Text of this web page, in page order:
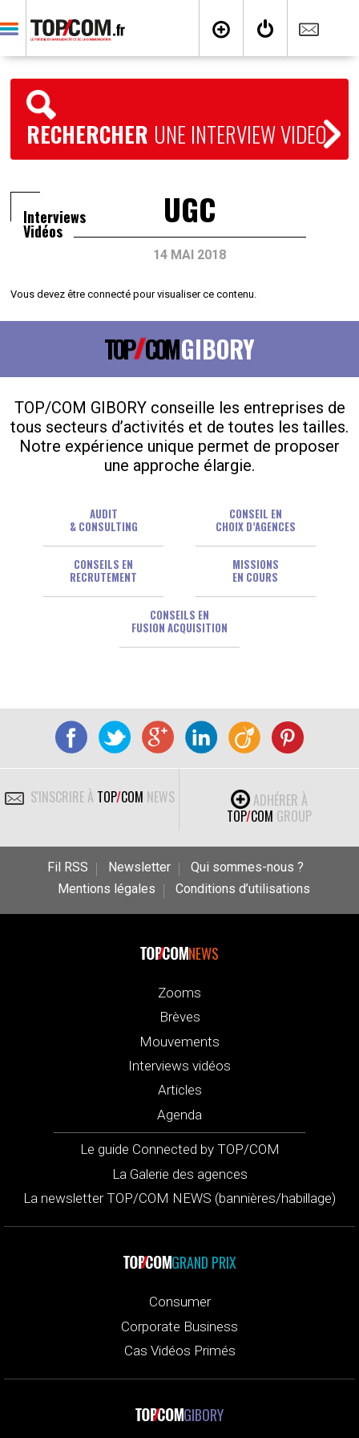
RECHERCHER UNE INTERVIEW VIDEO
Interviews
Vidéos UGC
14 MAI 2018
Vous devez être connecté pour visualiser ce contenu.
TOP COMGIBORY
TOP/COM GIBORY conseille les entreprises de
tous secteurs d’activités et de toutes les tailles.
Notre expérience unique permet de proposer
une approche élargie.
AUDIT
& CONSULTING
CONSEIL EN
CHOIX D’AGENCES
CONSEILS EN
RECRUTEMENT
MISSIONS
EN COURS
CONSEILS EN
FUSION ACQUISITION
S'INSCRIRE À TOP/COM NEWS
ADHÉRER À
TOP/COM GROUP
Fil RSS Newsletter
Qui sommes-nous ?
Mentions légales
Conditions d’utilisations
NEWS
Zooms
Brèves
Mouvements
Interviews vidéos
Articles
Agenda
Le guide Connected by TOP/COM
La Galerie des agences
La newsletter TOP/COM NEWS (bannières/habillage)
GRAND PRIX
Consumer
Corporate Business
Cas Vidéos Primés
GIBORY